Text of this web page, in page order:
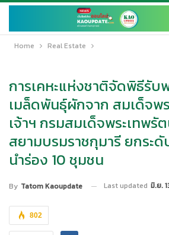
Home Real Estate
การเคหะแห่งชาติจัดพิธีรับ
เมล็ดพันธุ์ผักจาก สมเด็จพ
เจ้าฯ กรมสมเด็จพระเทพรั
สยามบรมราชกุมารี ยกระ
นำร่อง 10 ชุมชน
By Tatom Kaoupdate Last updated มิ.ย.
802